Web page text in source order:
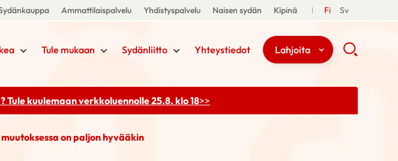
Ammattilaispalvelu Yhdistyspalvelu Naisen sydän Kipinä Fi Sv
Tule mukaan Sydänliitto Yhteystiedot Lahjoita
Tule kuulemaanverkkoluennolle 25.8. klo 18>>
on paljon hyvääkin